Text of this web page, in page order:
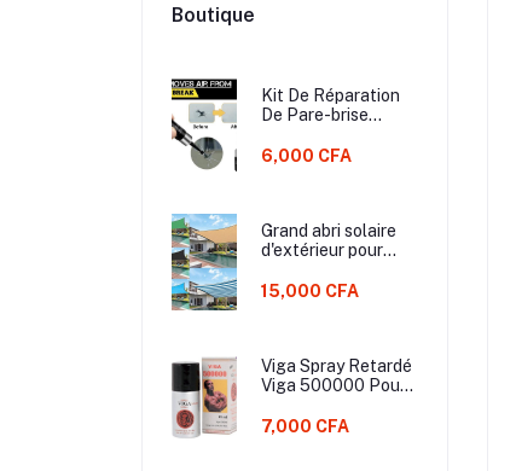
Boutique
Kit De Réparation
De Pare-brise
Réparation De
6,000 CFA
Grand abri solaire
d'extérieur pour
d'ombrage de
modification du
jardin, protection
15,000 CFA
Viga Spray Retardé
Viga 500000 Pour
Améliorée - 45 ML
7,000 CFA